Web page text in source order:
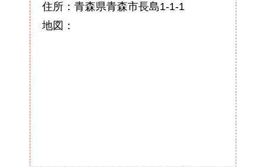
住所：青森県青森市長島1-1-1
地図：